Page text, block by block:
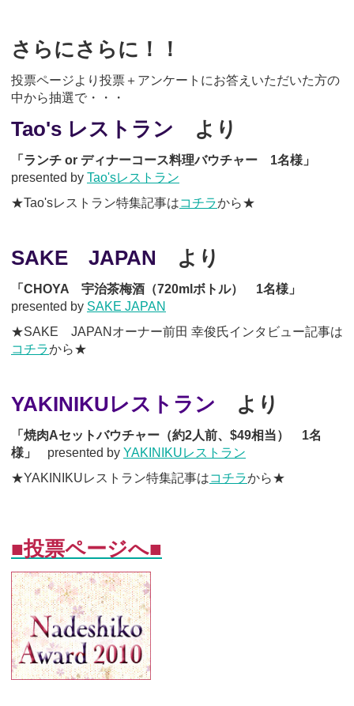
さらにさらに！！
投票ページより投票＋アンケートにお答えいただいた方の
中から抽選で・・・
Tao's レストラン より
「ランチ or ディナーコース料理バウチャー 1名様」
presented by Tao'sレストラン
★Tao'sレストラン特集記事はコチラから★
SAKE JAPAN より
「CHOYA 宇治茶梅酒（720mlボトル） 1名様」
presented by SAKE JAPAN
★SAKE JAPANオーナー前田 幸俊氏インタビュー記事は
コチラから★
YAKINIKUレストラン より
「焼肉Aセットバウチャー（約2人前、$49相当） 1名
様」
presented by YAKINIKUレストラン
★YAKINIKUレストラン特集記事はコチラから★
■投票ページへ■